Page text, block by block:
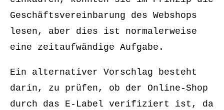
Geschäftsvereinbarung des Webshops
lesen, aber dies ist normalerweise
eine zeitaufwändige Aufgabe.
Ein alternativer Vorschlag besteht
darin, zu prüfen, ob der Online-Shop
durch das E-Label verifiziert ist, da